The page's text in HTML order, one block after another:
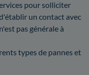
pour solliciter
un contact avec
pas générale à
types de pannes et